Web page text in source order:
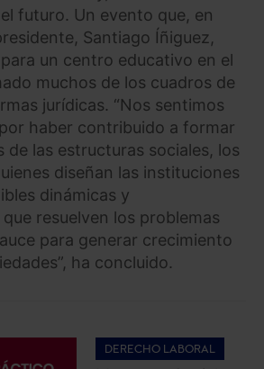
futuro. Un evento que, en
Santiago Íñiguez,
un centro educativo en el
muchos de los cuadros de
jurídicas. “Nos sentimos
haber contribuido a formar
de las estructuras sociales, los
diseñan las instituciones
dinámicas y
resuelven los problemas
para generar crecimiento
ha concluido.
DERECHO LABORAL